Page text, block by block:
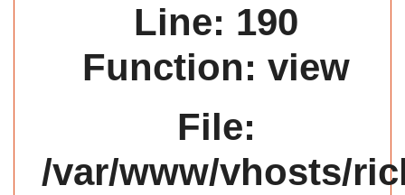
Line: 190
Function: view
File:
/var/www/vhosts/